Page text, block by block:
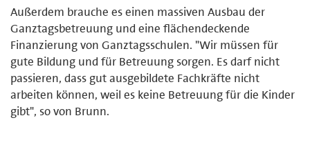
Außerdem brauche es einen massiven Ausbau der
Ganztagsbetreuung und eine flächendeckende
Finanzierung von Ganztagsschulen. "Wir müssen für
gute Bildung und für Betreuung sorgen. Es darf nicht
passieren, dass gut ausgebildete Fachkräfte nicht
arbeiten können, weil es keine Betreuung für die Kinder
gibt", so von Brunn.